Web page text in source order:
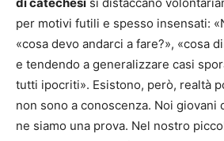
per motivi futili e spesso insensati:
«cosa devo andarci a fare?», «cosa
e tendendo a generalizzare casi
tutti ipocriti». Esistono, però, realtà
non sono a conoscenza. Noi giovani
ne siamo una prova. Nel nostro